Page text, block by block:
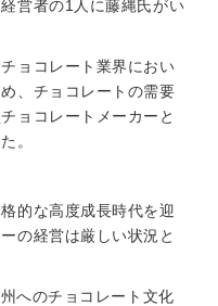
営者の1人に藤縄氏がい
ョコレート業界におい
、チョコレートの需要
ョコレートメーカーと
。
的な高度成長時代を迎
の経営は厳しい状況と
へのチョコレート文化